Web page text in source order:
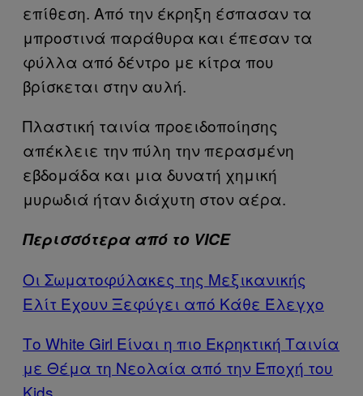
επίθεση. Από την έκρηξη έσπασαν τα
μπροστινά παράθυρα και έπεσαν τα
φύλλα από δέντρο με κίτρα που
βρίσκεται στην αυλή.
Πλαστική ταινία προειδοποίησης
απέκλειε την πύλη την περασμένη
εβδομάδα και μια δυνατή χημική
μυρωδιά ήταν διάχυτη στον αέρα.
Περισσότερα από το VICE
Οι Σωματοφύλακες της Μεξικανικής
Ελίτ Έχουν Ξεφύγει από Κάθε Έλεγχο
Το White Girl Είναι η πιο Εκρηκτική Ταινία
με Θέμα τη Νεολαία από την Εποχή του
Kids